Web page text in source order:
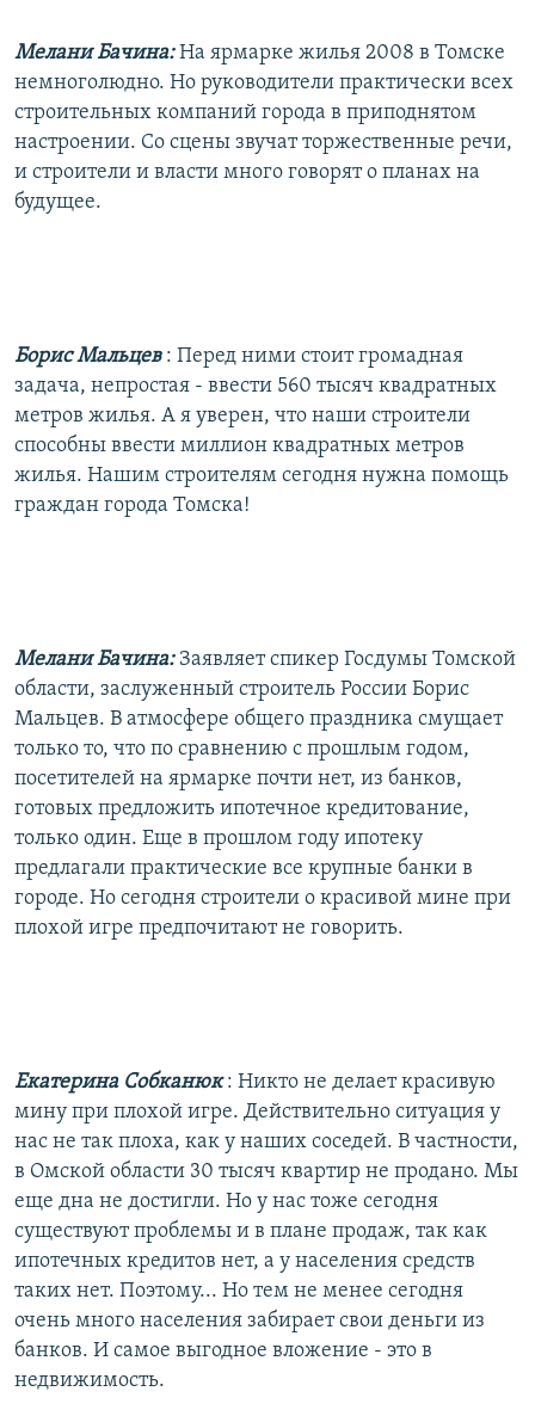
Мелани Бачина:На ярмарке жилья 2008 в Томске
немноголюдно. Но руководители практически всех
строительных компаний города в приподнятом
настроении. Со сцены звучат торжественные речи,
и строители и власти много говорят о планах на
будущее.
Борис Мальцев : Перед ними стоит громадная
задача, непростая - ввести 560 тысяч квадратных
метров жилья. А я уверен, что наши строители
способны ввести миллион квадратных метров
жилья. Нашим строителям сегодня нужна помощь
граждан города Томска!
Мелани Бачина: Заявляет спикер Госдумы Томской
области, заслуженный строитель России Борис
Мальцев. В атмосфере общего праздника смущает
только то, что по сравнению с прошлым годом,
посетителей на ярмарке почти нет, из банков,
готовых предложить ипотечное кредитование,
только один. Еще в прошлом году ипотеку
предлагали практические все крупные банки в
городе. Но сегодня строители о красивой мине при
плохой игре предпочитают не говорить.
Екатерина Собканюк: Никто не делает красивую
мину при плохой игре. Действительно ситуация у
нас не так плоха, как у наших соседей. В частности,
в Омской области 30 тысяч квартир не продано. Мы
еще дна не достигли. Но у нас тоже сегодня
существуют проблемы и в плане продаж, так как
ипотечных кредитов нет, а у населения средств
таких нет. Поэтому... Но тем не менее сегодня
очень много населения забирает свои деньги из
банков. И самое выгодное вложение - это в
недвижимость.